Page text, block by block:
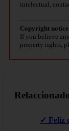
intelectual,
Copyright notice
If you believe
property rights,
✓ Feliz